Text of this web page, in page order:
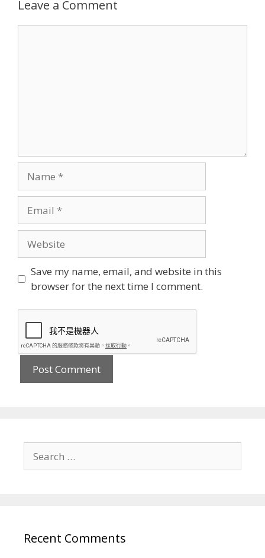
Leave a Comment
Save my name, email, and website in this
browser for the next time I comment.
for:
Recent Comments